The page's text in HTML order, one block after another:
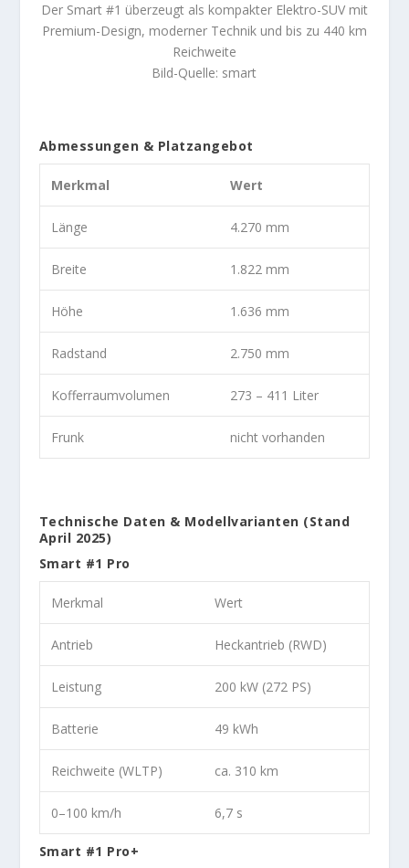
Der Smart #1 überzeugt als kompakter Elektro-SUV mit
Premium-Design, moderner Technik und bis zu 440 km
Reichweite
Bild-Quelle: smart
Abmessungen & Platzangebot
Merkmal Wert
Länge 4.270 mm
Breite 1.822 mm
Höhe 1.636 mm
Radstand 2.750 mm
Kofferraumvolumen 273 – 411 Liter
Frunk nicht vorhanden
Technische Daten & Modellvarianten (Stand
April 2025)
Smart #1 Pro
Merkmal Wert
Antrieb Heckantrieb (RWD)
Leistung 200 kW (272 PS)
Batterie 49 kWh
Reichweite (WLTP) ca. 310 km
0–100 km/h 6,7 s
Smart #1 Pro+